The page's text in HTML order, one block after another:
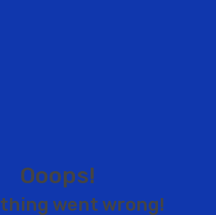
Ooops!
thing went wrong!